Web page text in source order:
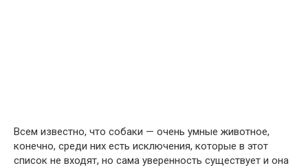
Всем известно, что собаки — очень умные животное,
конечно, среди них есть исключения, которые в этот
список не входят, но сама уверенность существует и она